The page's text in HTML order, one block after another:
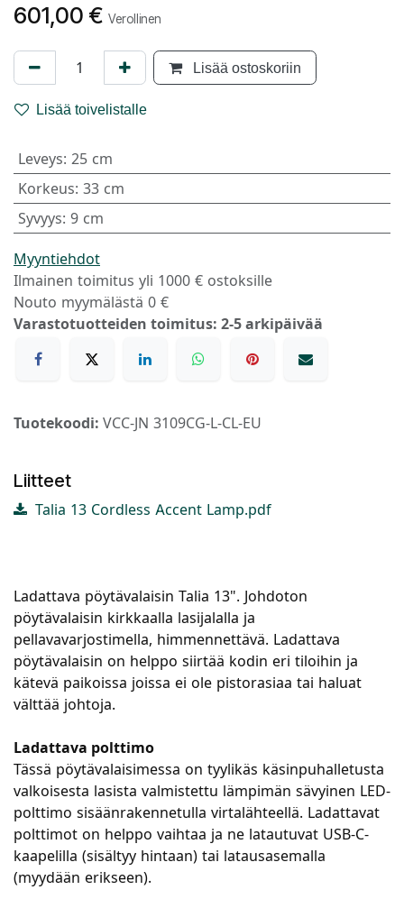
601,00 € Verollinen
Lisää ostoskoriin
Lisää toivelistalle
Leveys: 25 cm
Korkeus: 33 cm
Syvyys: 9 cm
Myyntiehdot
Ilmainen toimitus yli 1000 € ostoksille
Nouto myymälästä 0 €
Varastotuotteiden toimitus: 2-5 arkipäivää
Tuotekoodi: VCC-JN 3109CG-L-CL-EU
Liitteet
Talia 13 Cordless Accent Lamp.pdf
Ladattava pöytävalaisin Talia 13". Johdoton
pöytävalaisin kirkkaalla lasijalalla ja
pellavavarjostimella, himmennettävä. Ladattava
pöytävalaisin on helppo siirtää kodin eri tiloihin ja
kätevä paikoissa joissa ei ole pistorasiaa tai haluat
välttää johtoja.
Ladattava polttimo
Tässä pöytävalaisimessa on tyylikäs käsinpuhalletusta
valkoisesta lasista valmistettu lämpimän sävyinen LED-
polttimo sisäänrakennetulla virtalähteellä. Ladattavat
polttimot on helppo vaihtaa ja ne latautuvat USB-C-
kaapelilla (sisältyy hintaan) tai latausasemalla
(myydään erikseen).